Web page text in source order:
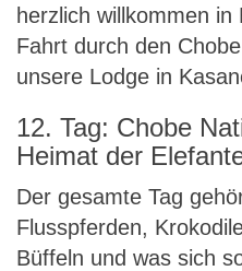
herzlich willkommen
Fahrt durch den
unsere Lodge in
12. Tag: Chobe
Heimat der
Der gesamte Tag
Flusspferden,
Büffeln und was sich